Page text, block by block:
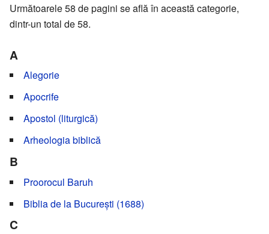
Următoarele 58 de pagini se află în această categorie,
dintr-un total de 58.
A
Alegorie
Apocrife
Apostol (liturgică)
Arheologia biblică
B
Proorocul Baruh
Biblia de la București (1688)
C